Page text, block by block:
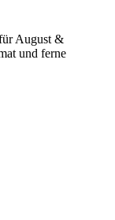
August &
und ferne